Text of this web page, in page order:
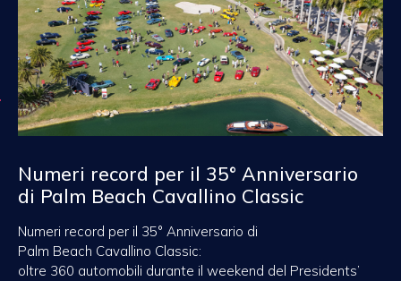
Numeri record per il 35° Anniversario
di Palm Beach Cavallino Classic
Numeri record per il 35° Anniversario di
Palm Beach Cavallino Classic:
oltre 360 automobili durante il weekend del Presidents’